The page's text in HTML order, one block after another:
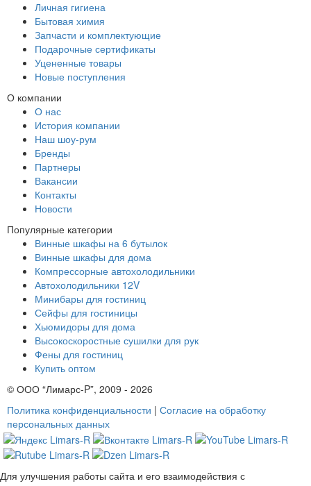
Личная гигиена
Бытовая химия
Запчасти и комплектующие
Подарочные сертификаты
Уцененные товары
Новые поступления
О компании
О нас
История компании
Наш шоу-рум
Бренды
Партнеры
Вакансии
Контакты
Новости
Популярные категории
Винные шкафы на 6 бутылок
Винные шкафы для дома
Компрессорные автохолодильники
Автохолодильники 12V
Минибары для гостиниц
Сейфы для гостиницы
Хьюмидоры для дома
Высокоскоростные сушилки для рук
Фены для гостиниц
Купить оптом
© ООО “Лимарс-P”, 2009 - 2026
Политика конфиденциальности | Согласие на обработку
персональных данных
Для улучшения работы сайта и его взаимодействия с